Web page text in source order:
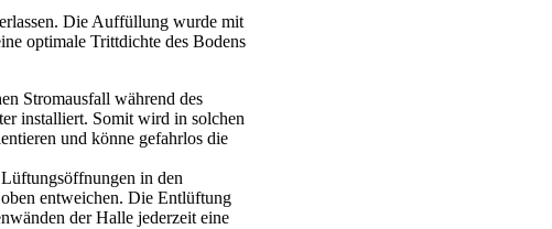
Die Auffüllung wurde mit
optimale Trittdichte des Bodens
Stromausfall während des
installiert. Somit wird in solchen
und könne gefahrlos die
in den
entweichen. Die Entlüftung
der Halle jederzeit eine